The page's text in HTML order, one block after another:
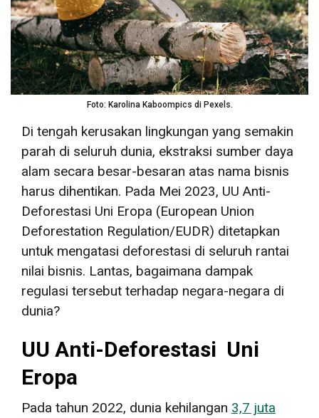
Foto: Karolina Kaboompics di Pexels.
Di tengah kerusakan lingkungan yang semakin
parah di seluruh dunia, ekstraksi sumber daya
alam secara besar-besaran atas nama bisnis
harus dihentikan. Pada Mei 2023, UU Anti-
Deforestasi Uni Eropa (European Union
Deforestation Regulation/EUDR) ditetapkan
untuk mengatasi deforestasi di seluruh rantai
nilai bisnis. Lantas, bagaimana dampak
regulasi tersebut terhadap negara-negara di
dunia?
UU Anti-Deforestasi Uni
Eropa
Pada tahun 2022, dunia kehilangan 3,7 juta